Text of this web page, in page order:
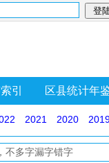
引 区县统计年
2021 2020